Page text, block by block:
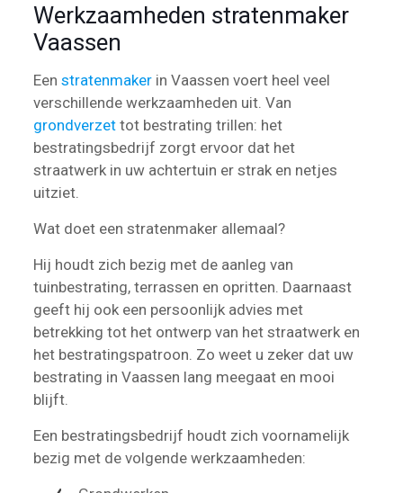
Werkzaamheden stratenmaker
Vaassen
Een stratenmakerin Vaassen voert heel veel
verschillende werkzaamheden uit. Van
grondverzettot bestrating trillen: het
bestratingsbedrijf zorgt ervoor dat het
straatwerk in uw achtertuin er strak en netjes
uitziet.
Wat doet een stratenmaker allemaal?
Hij houdt zich bezig met de aanleg van
tuinbestrating, terrassen en opritten. Daarnaast
geeft hij ook een persoonlijk advies met
betrekking tot het ontwerp van het straatwerk en
het bestratingspatroon. Zo weet u zeker dat uw
bestrating in Vaassen lang meegaat en mooi
blijft.
Een bestratingsbedrijf houdt zich voornamelijk
bezig met de volgende werkzaamheden: